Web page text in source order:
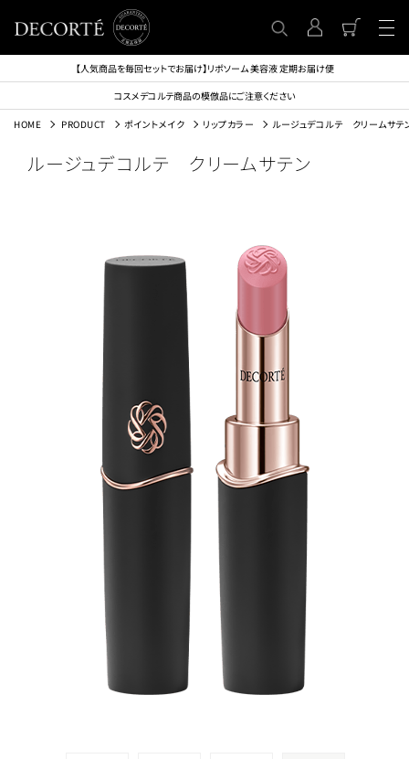
【人気商品を毎回セットでお届け】リポソーム 美容液 定期お届け便
コスメデコルテ商品の模倣品にご注意ください
HOME PRODUCT ポイントメイク リップカラー ルージュデコルテ クリームサテ
ルージュデコルテ クリームサテン